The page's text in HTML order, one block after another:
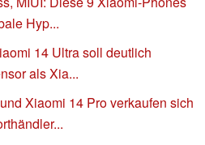
Hyp...
14 Ultra soll deutlich
als Xia...
Xiaomi 14 Pro verkaufen sich